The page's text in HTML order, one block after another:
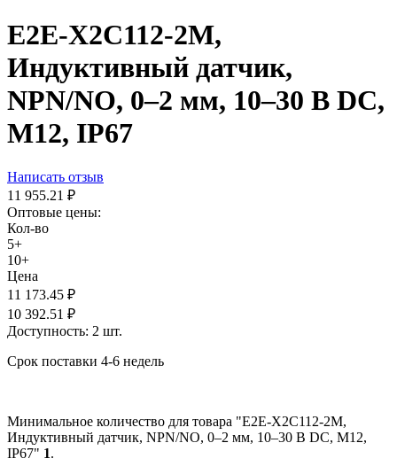
E2E-X2C112-2M,
Индуктивный датчик,
NPN/NO, 0–2 мм, 10–30 В DC,
М12, IP67
Написать отзыв
11 955.21 ₽
Оптовые цены:
Кол-во
5+
10+
Цена
11 173.45 ₽
10 392.51 ₽
Доступность: 2 шт.
Срок поставки 4-6 недель
Минимальное количество для товара "E2E-X2C112-2M,
Индуктивный датчик, NPN/NO, 0–2 мм, 10–30 В DC, М12,
IP67" 1.